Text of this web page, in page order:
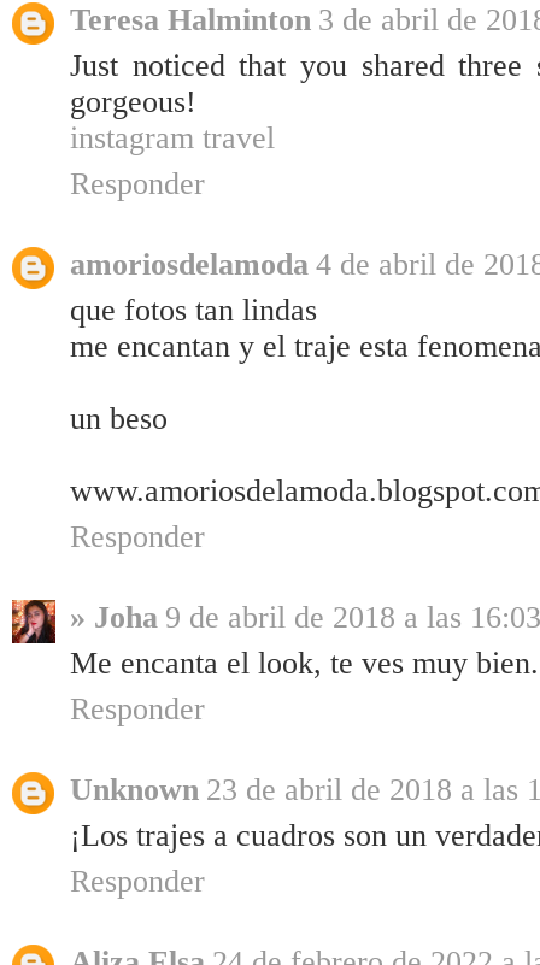
Teresa Halminton 3 de abril de
Just noticed that you shared
gorgeous!
instagram travel
Responder
amoriosdelamoda 4 de abril de
que fotos tan lindas
me encantan y el traje esta
un beso
Responder
» Joha 9 de abril de 2018 a las 16:03
Me encanta el look, te ves muy
Responder
Unknown 23 de abril de 2018 a las
¡Los trajes a cuadros son un
Responder